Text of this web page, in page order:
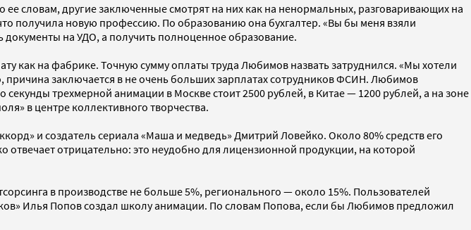
словам, другие заключенные смотрят на них как на ненормальных, разговаривающих на
получила новую профессию. По образованию она бухгалтер. «Вы бы меня взяли
документы на УДО, а получить полноценное образование.
как на фабрике. Точную сумму оплаты труда Любимов назвать затруднился. «Мы хотели
заключается в не очень больших зарплатах сотрудников ФСИН. Любимов
трехмерной анимации в Москве стоит 2500 рублей, в Китае — 1200 рублей, а на зоне
в центре коллективного творчества.
и создатель сериала «Маша и медведь» Дмитрий Ловейко. Около 80% средств его
отвечает отрицательно: это неудобно для лицензионной продукции, на которой
в производстве не больше 5%, регионального — около 15%. Пользователей
Илья Попов создал школу анимации. По словам Попова, если бы Любимов предложил